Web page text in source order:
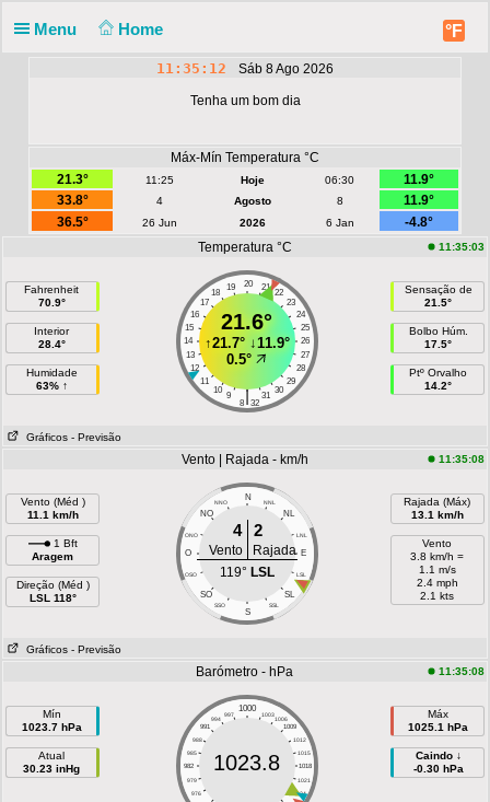
Menu Home °F
11:35:12 Sáb 8 Ago 2026
Tenha um bom dia
Máx-Mín Temperatura °C
21.3°
11:25 Hoje 06:30
11.9°
33.8°
4 Agosto 8
11.9°
36.5°
26 Jun 2026 6 Jan
-4.8°
Temperatura °C
11:35:03
Fahrenheit
70.9°
Interior
28.4°
Humidade
63% ↑
20
19 21
18
22
17
23
16
24
15
25
14
26
13
27
12
28
11
29
10
30
9 31
|
8 32
21.6°
↑21.7°↓11.9°
0.5°
Sensação de
21.5°
Bolbo Húm.
17.5°
Ptº Orvalho
14.2°
Gráficos - Previsão
Vento | Rajada - km/h 11:35:08
Vento (Méd )
11.1 km/h
1 Bft
Aragem
Direção (Méd )
LSL 118°
N
NNO NNL
NO NL
ONO LNL
O E
OSO LSL
SO SL
SSO SSL
S
4 2
Vento
Rajada
119° LSL
Rajada (Máx)
13.1 km/h
Vento
3.8 km/h =
1.1 m/s
2.4 mph
2.1 kts
Gráficos - Previsão
Barómetro - hPa 11:35:08
Mín
1023.7 hPa
Atual
30.23 inHg
1000
997 1003
994
1006
991
1009
988
1012
985
1015
982
1018
979
1021
976
1024
1023.8
Máx
1025.1 hPa
Caindo ↓
-0.30 hPa